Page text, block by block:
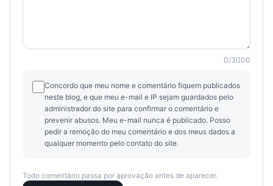
0/3000
Concordo que meu nome e comentário fiquem publicados
neste blog, e que meu e-mail e IP sejam guardados pelo
administrador do site para confirmar o comentário e
prevenir abusos. Meu e-mail nunca é publicado. Posso
pedir a remoção do meu comentário e dos meus dados a
qualquer momento pelo contato do site.
Todo comentário passa por aprovação antes de aparecer.